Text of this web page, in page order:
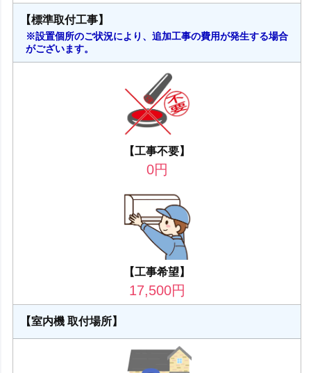
【標準取付工事】
※設置個所のご状況により、追加工事の費用が発生する場合
がございます。
【工事不要】
0円
【工事希望】
17,500円
【室内機 取付場所】